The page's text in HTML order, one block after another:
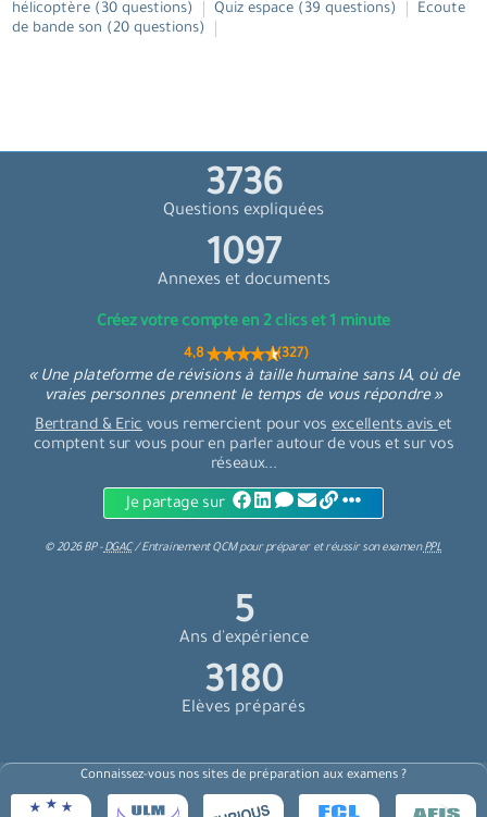
hélicoptère (30 questions) Quiz espace (39 questions)
Ecoute
de bande son (20 questions)
3976
Questions expliquées
1167
Annexes et documents
Créez votre compte en 2 clics et 1 minute
4,8 (327)
« Une plateforme de révisions à taille humaine sans IA, où de
vraies personnes prennent le temps de vous répondre »
Bertrand & Eric vous remercient pour vosexcellents aviset
comptent sur vous pour en parler autour de vous et sur vos
réseaux...
Je partage sur
©2026BP -DGAC/Entrainement QCMpourpréparer et réussir son examenPPL
6
Ans d'expérience
3384
Elèves préparés
Connaissez-vous nos sites de préparation aux examens ?